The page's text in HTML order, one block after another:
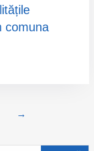
comuna
→